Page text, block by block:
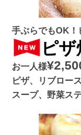
手ぶらでもOK！
ピ
お一人様
ピザ、リブロー
スープ、野菜ス